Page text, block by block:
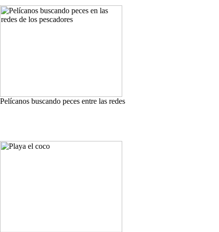
Pelícanos buscando peces entre las redes